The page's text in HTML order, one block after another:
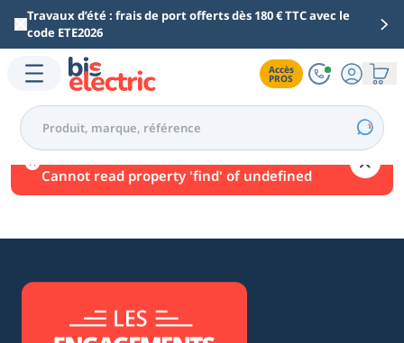
Aller au contenu principal
Travaux d’été : frais de port offerts dès 180 € TTC avec le
code ETE2026
Accès
PROS
Une erreur est survenue.
Cannot read property 'find' of undefined